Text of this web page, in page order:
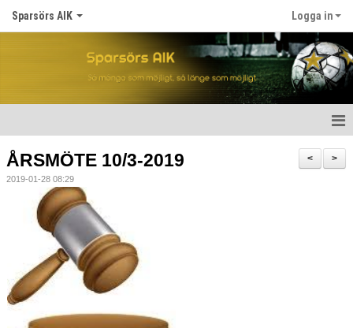
Sparsörs AIK Logga in
Hem
Nyheter
Om SAIK
Kalender
Matcher
>
<
ÅRSMÖTE 10/3-2019
2019-01-28 08:29